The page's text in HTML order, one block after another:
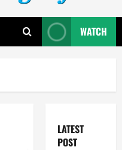
WATCH
LATEST
POST